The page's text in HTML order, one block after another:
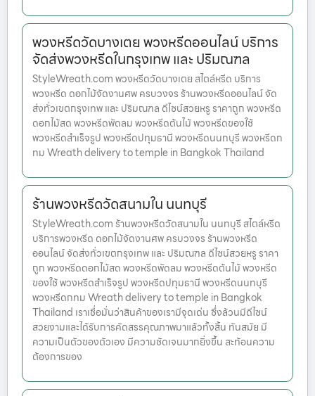
พวงหรีดวัดบางเตย พวงหรีดออนไลน์ บริการ
จัดส่งพวงหรีดในกรุงเทพ และ ปริมณฑล
StyleWreath.com พวงหรีดวัดบางเตย สไตล์หรีด บริการ
พวงหรีด ดอกไม้จัดงานศพ ครบวงจร ร้านพวงหรีดออนไลน์ จัด
ส่งทั่วเขตกรุงเทพ และ ปริมณฑล ดีไซน์สวยหรู ราคาถูก พวงหรีด
ดอกไม้สด พวงหรีดพัดลม พวงหรีดต้นไม้ พวงหรีดของใช้
พวงหรีดสำเร็จรูป พวงหรีดปทุมธานี พวงหรีดนนทบุรี พวงหรีดก
ทม Wreath delivery to temple in Bangkok Thailand
ร้านพวงหรีดวัดสนามใน นนทบุรี
StyleWreath.com ร้านพวงหรีดวัดสนามใน นนทบุรี สไตล์หรีด
บริการพวงหรีด ดอกไม้จัดงานศพ ครบวงจร ร้านพวงหรีด
ออนไลน์ จัดส่งทั่วเขตกรุงเทพ และ ปริมณฑล ดีไซน์สวยหรู ราคา
ถูก พวงหรีดดอกไม้สด พวงหรีดพัดลม พวงหรีดต้นไม้ พวงหรีด
ของใช้ พวงหรีดสำเร็จรูป พวงหรีดปทุมธานี พวงหรีดนนทบุรี
พวงหรีดกทม Wreath delivery to temple in Bangkok
Thailand เราเชื่อมั่นว่าสินค้าของเรามีจุดเด่น ซึ่งล้วนมีดีไซน์
สวยงามและได้รับการคัดสรรคุณภาพมาแล้วทั้งสิ้น ทันสมัย มี
ความเป็นตัวของตัวเอง มีความชัดเจนมากยิ่งขึ้น สะท้อนความ
ต้องการของ